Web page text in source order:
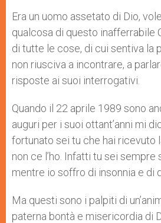
Era un uomo assetato di Dio,
qualcosa di questo inafferrabile
di tutte le cose, di cui sentiva la
non riusciva a incontrare, a
risposte ai suoi interrogativi.
Quando il 22 aprile 1989 sono
auguri per i suoi ottant’anni mi
fortunato sei tu che hai ricevuto
non ce l’ho. Infatti tu sei
mentre io soffro di insonnia e di
Ma questi sono i palpiti di
paterna bontà e misericordia di